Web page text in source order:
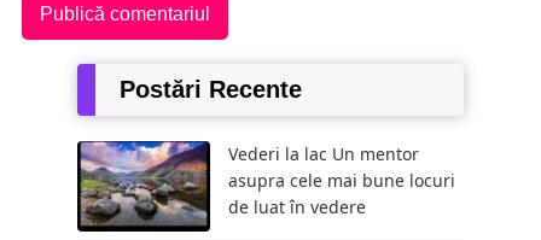
Postări Recente
Vederi la lac Un mentor
asupra cele mai bune locuri
de luat în vedere